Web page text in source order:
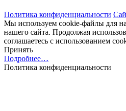
Политика конфиденциальности
Мы используем cookie-файлы для
нашего сайта. Продолжая
соглашаетесь с использованием
Принять
Подробнее…
Политика конфиденциальности